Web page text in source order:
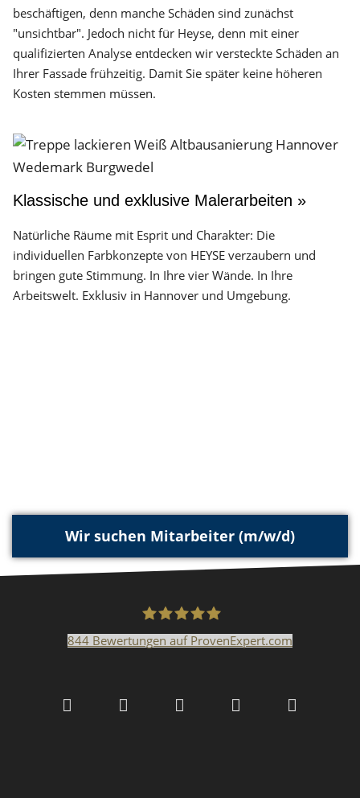
beschäftigen, denn manche Schäden sind zunächst
"unsichtbar". Jedoch nicht für Heyse, denn mit einer
qualifizierten Analyse entdecken wir versteckte Schäden an
Ihrer Fassade frühzeitig. Damit Sie später keine höheren
Kosten stemmen müssen.
Klassische und exklusive Malerarbeiten »
Natürliche Räume mit Esprit und Charakter: Die
individuellen Farbkonzepte von HEYSE verzaubern und
bringen gute Stimmung. In Ihre vier Wände. In Ihre
Arbeitswelt. Exklusiv in Hannover und Umgebung.
Wir suchen Mitarbeiter (m/w/d)
GmbH & Co.KG
844 Bewertungen auf ProvenExpert.com